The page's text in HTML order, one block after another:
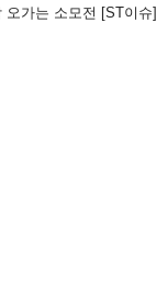
가는 소모전 [ST이슈]